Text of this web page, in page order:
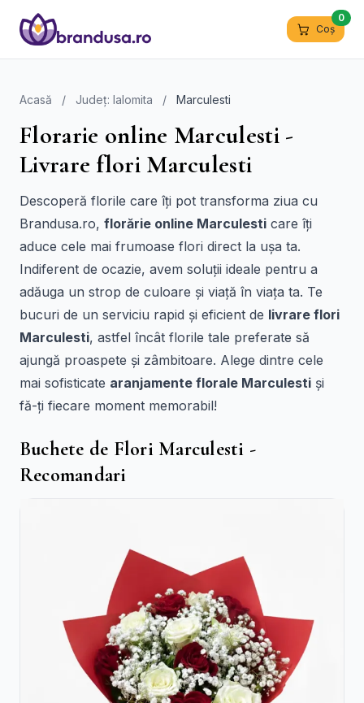
Coș
0
Acasă / Județ: Ialomita / Marculesti
Florarie online Marculesti -
Livrare flori Marculesti
Descoperă florile care îți pot transforma ziua cu
Brandusa.ro, florărie online Marculesti care îți
aduce cele mai frumoase flori direct la ușa ta.
Indiferent de ocazie, avem soluții ideale pentru a
adăuga un strop de culoare și viață în viața ta. Te
bucuri de un serviciu rapid și eficient de livrare flori
Marculesti, astfel încât florile tale preferate să
ajungă proaspete și zâmbitoare. Alege dintre cele
mai sofisticate aranjamente florale Marculesti și
fă-ți fiecare moment memorabil!
Buchete de Flori Marculesti -
Recomandari